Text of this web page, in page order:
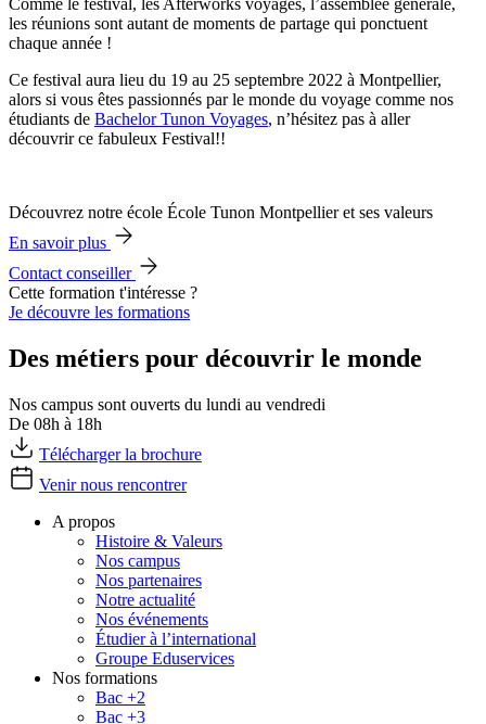
Comme le festival, les Afterworks voyages, l’assemblée générale,
les réunions sont autant de moments de partage qui ponctuent
chaque année !
Ce festival aura lieu du 19 au 25 septembre 2022 à Montpellier,
alors si vous êtes passionnés par le monde du voyage comme nos
étudiants de Bachelor Tunon Voyages, n’hésitez pas à aller
découvrir ce fabuleux Festival!!
Découvrez notre école École Tunon Montpellier et ses valeurs
En savoir plus
Contact conseiller
Cette formation t'intéresse ?
Je découvre les formations
Des métiers pour découvrir le monde
Nos campus sont ouverts du lundi au vendredi
De 08h à 18h
Télécharger la brochure
Venir nous rencontrer
A propos
Histoire & Valeurs
Nos campus
Nos partenaires
Notre actualité
Nos événements
Étudier à l’international
Groupe Eduservices
Nos formations
Bac +2
Bac +3